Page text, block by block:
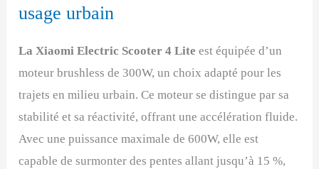
usage urbain
La Xiaomi Electric Scooter 4 Lite est équipée d’un
moteur brushless de 300W, un choix adapté pour les
trajets en milieu urbain. Ce moteur se distingue par sa
stabilité et sa réactivité, offrant une accélération fluide.
Avec une puissance maximale de 600W, elle est
capable de surmonter des pentes allant jusqu’à 15 %,